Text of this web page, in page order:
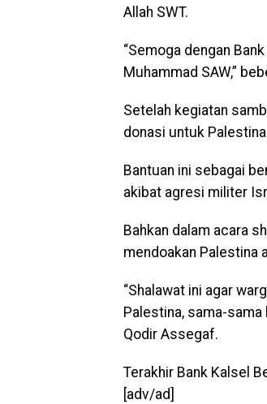
Allah SWT.
“Semoga dengan
Muhammad SAW,”
Setelah kegiatan
donasi untuk
Bantuan ini sebagai
akibat agresi militer
Bahkan dalam acara
mendoakan Palestina
“Shalawat ini agar
Palestina, sama-sama
Qodir Assegaf.
Terakhir Bank Kalsel
[adv/ad]